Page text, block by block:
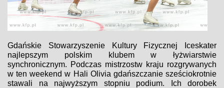
Gdańskie Stowarzyszenie Kultury Fizycznej Iceskater
najlepszym polskim klubem w łyżwiarstwie
synchronicznym. Podczas mistrzostw kraju rozgrywanych
w ten weekend w Hali Olivia gdańszczanie sześciokrotnie
stawali na najwyższym stopniu podium. Ich dorobek